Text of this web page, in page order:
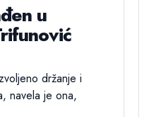
u
držanje i
navela je ona,